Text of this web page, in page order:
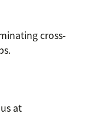
cross-
at